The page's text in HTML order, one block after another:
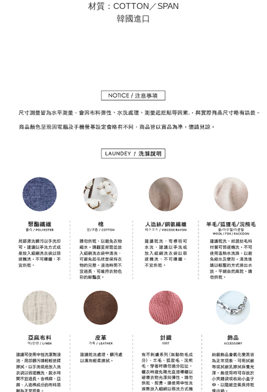
材質：COTTON／SPAN
韓國進口